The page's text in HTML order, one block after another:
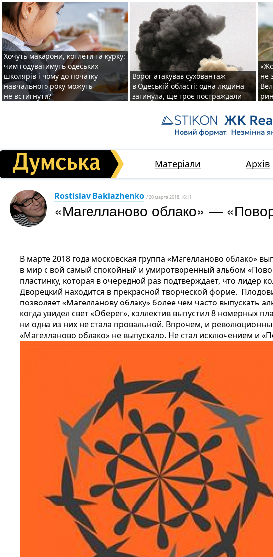
Хочуть макарони, котлети та курку:
чим годуватимуть одеських
школярів і чому до початку
навчального року можуть
не встигнути?
Ворог атакував суховантаж
в Одеській області: одна людина
загинула, ще троє постраждали
не
Матеріали Архів
Rostislav Baklazhenko / 20 марта 2018, 16:11
«Магелланово облако» —
В марте 2018 года московская группа «Магелланово облако»
в мир с вой самый спокойный и умиротворенный альбом
пластинку, которая в очередной раз подтверждает, что лидер
Дворецкий находится в прекрасной творческой форме.
позволяет «Магелланову облаку» более чем часто выпускать
когда увидел свет «Оберег», коллектив выпустил 8 номерных
ни одна из них не стала провальной. Впрочем, и
«Магелланово облако» не выпускало. Не стал исключением и